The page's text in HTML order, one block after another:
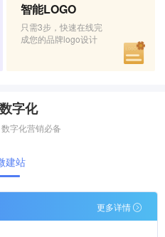
智能LOGO
只需3步，快速在线完
成您的品牌logo设计
字化
字化营销必备
建站
更多详情